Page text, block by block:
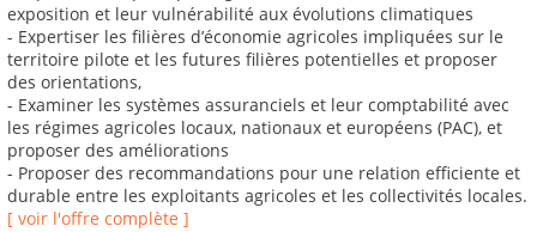
exposition et leur vulnérabilité aux évolutions climatiques
- Expertiser les filières d’économie agricoles impliquées sur le
territoire pilote et les futures filières potentielles et proposer
des orientations,
- Examiner les systèmes assuranciels et leur comptabilité avec
les régimes agricoles locaux, nationaux et européens (PAC), et
proposer des améliorations
- Proposer des recommandations pour une relation efficiente et
durable entre les exploitants agricoles et les collectivités locales.
[ voir l'offre complète ]